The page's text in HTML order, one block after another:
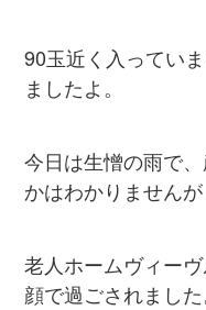
90玉近く入ってい
ましたよ。
今日は生憎の雨で
かはわかりませんが
老人ホームヴィー
顔で過ごされました